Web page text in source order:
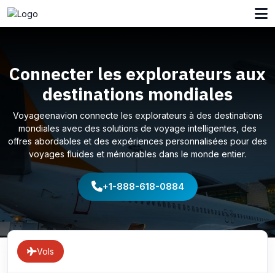
Connecter les explorateurs aux
destinations mondiales
Voyageenavion connecte les explorateurs à des destinations
mondiales avec des solutions de voyage intelligentes, des
offres abordables et des expériences personnalisées pour des
voyages fluides et mémorables dans le monde entier.
+1-888-618-0884
Vols